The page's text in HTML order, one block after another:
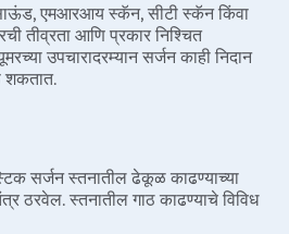
एमआरआय स्कॅन, सीटी स्कॅन किंवा
तीव्रता आणि प्रकार निश्चित
उपचारादरम्यान सर्जन काही निदान
शकतात.
सर्जन स्तनातील ढेकूळ काढण्याच्या
ठरवेल. स्तनातील गाठ काढण्याचे विविध